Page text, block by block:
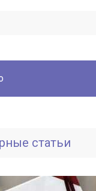
статьи